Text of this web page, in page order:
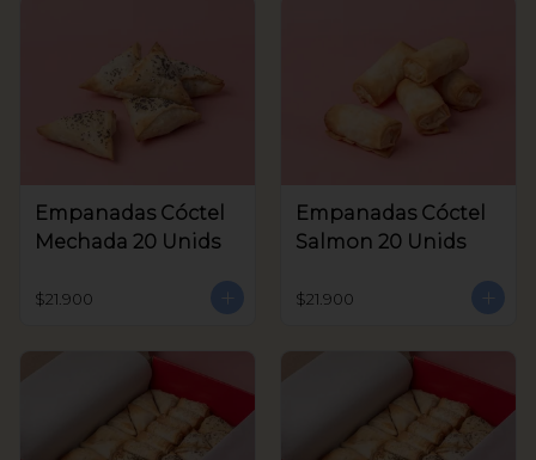
Empanadas Cóctel
Mechada 20 Unids
$21.900
Empanadas Cóctel
Salmon 20 Unids
$21.900